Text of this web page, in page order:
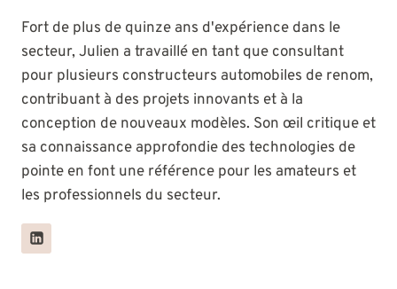
Fort de plus de quinze ans d'expérience dans le
secteur, Julien a travaillé en tant que consultant
pour plusieurs constructeurs automobiles de renom,
contribuant à des projets innovants et à la
conception de nouveaux modèles. Son œil critique et
sa connaissance approfondie des technologies de
pointe en font une référence pour les amateurs et
les professionnels du secteur.